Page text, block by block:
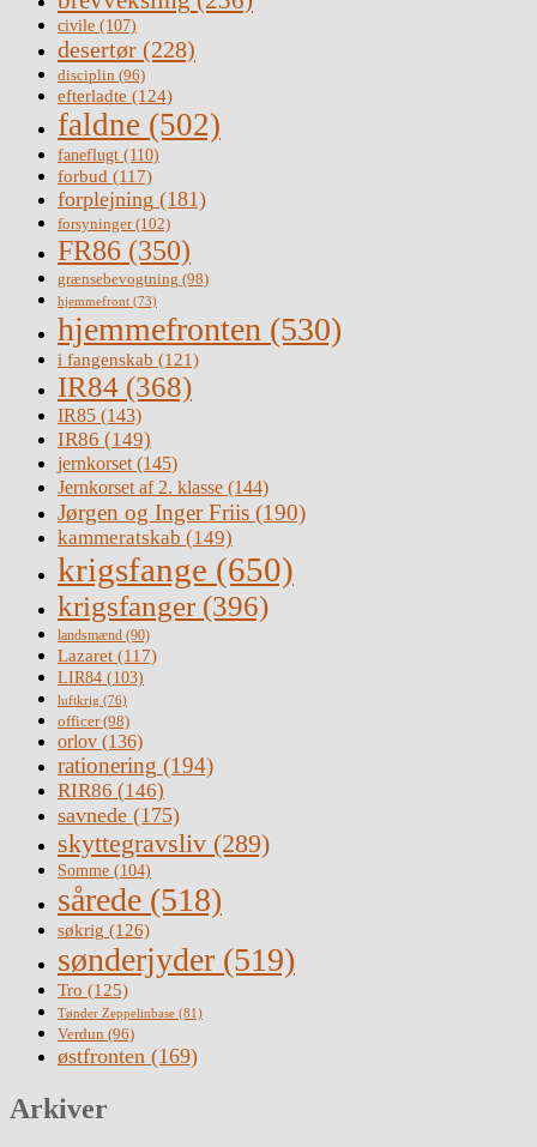
civile (107)
desertør (228)
disciplin (96)
efterladte (124)
faldne (502)
faneflugt (110)
forbud (117)
forplejning (181)
forsyninger(102)
FR86 (350)
grænsebevogtning (98)
hjemmefront (73)
hjemmefronten (530)
i fangenskab (121)
IR84 (368)
IR85 (143)
IR86 (149)
jernkorset(145)
Jernkorset af 2. klasse (144)
Jørgen og Inger Friis (190)
kammeratskab (149)
krigsfange (650)
krigsfanger (396)
landsmænd (90)
Lazaret (117)
LIR84 (103)
luftkrig (76)
officer(98)
orlov (136)
rationering (194)
RIR86 (146)
savnede (175)
skyttegravsliv (289)
Somme (104)
sårede (518)
søkrig (126)
sønderjyder (519)
Tro (125)
Tønder Zeppelinbase (81)
Verdun (96)
østfronten (169)
Arkiver